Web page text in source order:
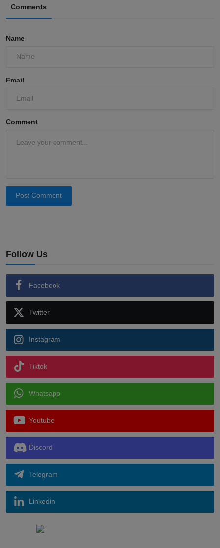
Comments
Name
Email
Comment
Post Comment
Follow Us
Facebook
Twitter
Instagram
Tiktok
Whatsapp
Youtube
Discord
Telegram
Linkedin